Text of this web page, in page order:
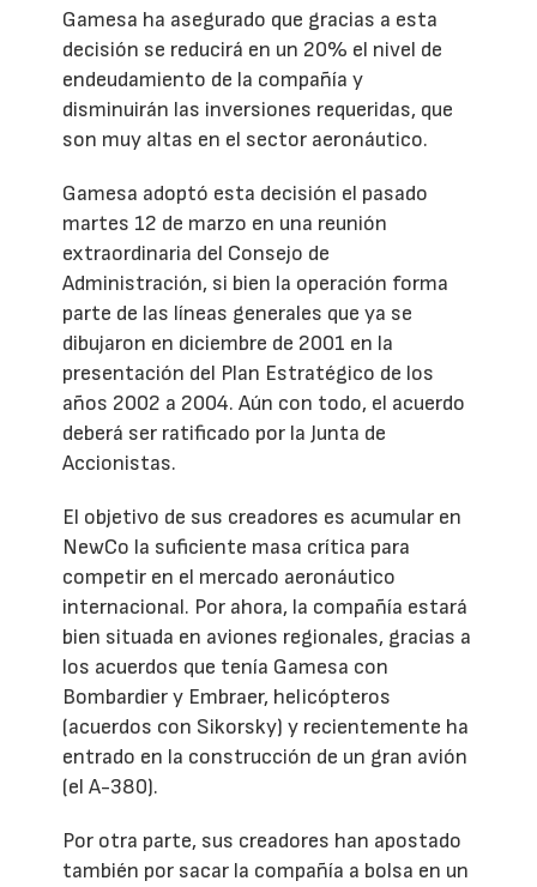
Gamesa ha asegurado que gracias a esta
decisión se reducirá en un 20% el nivel de
endeudamiento de la compañía y
disminuirán las inversiones requeridas, que
son muy altas en el sector aeronáutico.
Gamesa adoptó esta decisión el pasado
martes 12 de marzo en una reunión
extraordinaria del Consejo de
Administración, si bien la operación forma
parte de las líneas generales que ya se
dibujaron en diciembre de 2001 en la
presentación del Plan Estratégico de los
años 2002 a 2004. Aún con todo, el acuerdo
deberá ser ratificado por la Junta de
Accionistas.
El objetivo de sus creadores es acumular en
NewCo la suficiente masa crítica para
competir en el mercado aeronáutico
internacional. Por ahora, la compañía estará
bien situada en aviones regionales, gracias a
los acuerdos que tenía Gamesa con
Bombardier y Embraer, helicópteros
(acuerdos con Sikorsky) y recientemente ha
entrado en la construcción de un gran avión
(el A-380).
Por otra parte, sus creadores han apostado
también por sacar la compañía a bolsa en un